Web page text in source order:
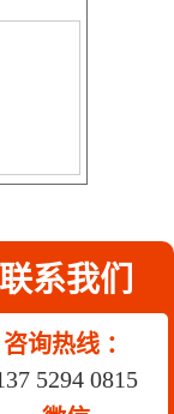
联系我们
咨询热线 ：
5294 0815